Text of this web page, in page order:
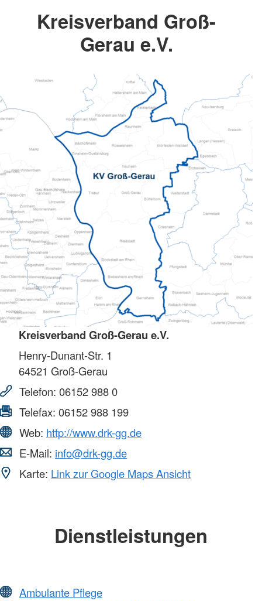
Kreisverband Groß-
Gerau e.V.
Kreisverband Groß-Gerau e.V.
Henry-Dunant-Str. 1
64521 Groß-Gerau
Telefon: 06152 988 0
Telefax: 06152 988 199
Web: http://www.drk-gg.de
E-Mail: info@drk-gg.de
Karte: Link zur Google Maps Ansicht
Dienstleistungen
Ambulante Pflege